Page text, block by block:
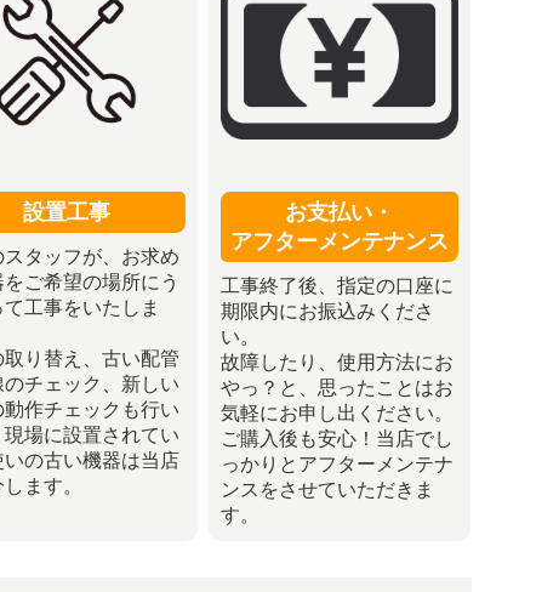
設置工事
スタッフが、お求め
ご希望の場所にう
工事をいたしま
取り替え、古い配管
のチェック、新しい
動作チェックも行い
現場に設置されてい
いの古い機器は当店
ます。
お支払い・
アフターメンテナンス
工事終了後、指定の口座に
期限内にお振込みくださ
い。
故障したり、使用方法にお
やっ？と、思ったことはお
気軽にお申し出ください。
ご購入後も安心！当店でし
っかりとアフターメンテナ
ンスをさせていただきま
す。